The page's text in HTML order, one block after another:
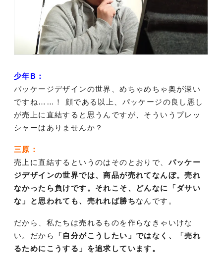
少年B：
パッケージデザインの世界、めちゃめちゃ奥が深い
ですね……！ 顔である以上、パッケージの良し悪し
が売上に直結すると思うんですが、そういうプレッ
シャーはありませんか？
三原：
売上に直結するというのはそのとおりで、 パッケー
ジデザインの世界では、商品が売れてなんぼ。売れ
なかったら負けです。それこそ、どんなに「ダサい
な」と思われても、売れれば勝ちなんです。
だから、私たちは売れるものを作らなきゃいけな
い。だから
「自分がこうしたい」ではなく、「売れ
るためにこうする」を追求しています。